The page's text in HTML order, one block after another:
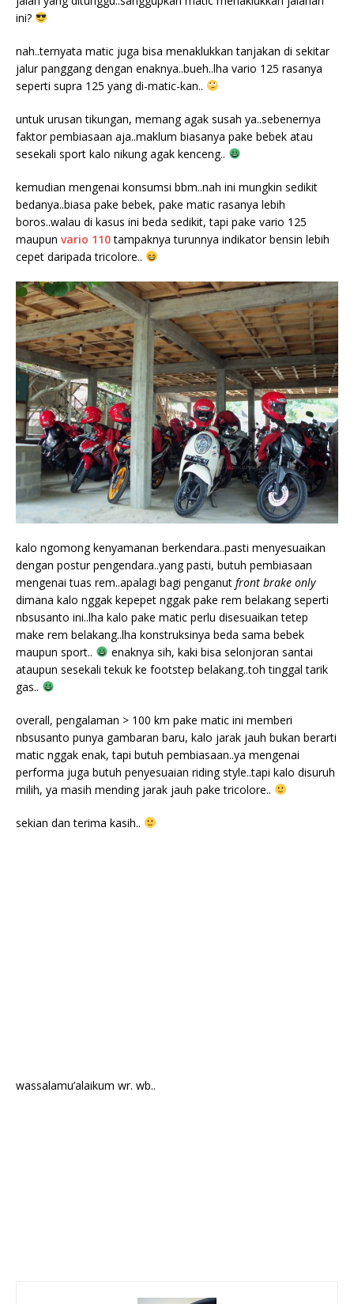
ini?
nah..ternyata matic juga bisa menaklukkan tanjakan di sekitar
jalur panggang dengan enaknya..bueh..lha vario 125 rasanya
seperti supra 125 yang di-matic-kan..
untuk urusan tikungan, memang agak susah ya..sebenernya
faktor pembiasaan aja..maklum biasanya pake bebek atau
sesekali sport kalo nikung agak kenceng..
kemudian mengenai konsumsi bbm..nah ini mungkin sedikit
bedanya..biasa pake bebek, pake matic rasanya lebih
boros..walau di kasus ini beda sedikit, tapi pake vario 125
maupun vario 110tampaknya turunnya indikator bensin lebih
cepet daripada tricolore..
kalo ngomong kenyamanan berkendara..pasti menyesuaikan
dengan postur pengendara..yang pasti, butuh pembiasaan
mengenai tuas rem..apalagi bagi penganut front brake only
dimana kalo nggak kepepet nggak pake rem belakang seperti
nbsusanto ini..lha kalo pake matic perlu disesuaikan tetep
make rem belakang..lha konstruksinya beda sama bebek
maupun sport..
enaknya sih, kaki bisa selonjoran santai
ataupun sesekali tekuk ke footstep belakang..toh tinggal tarik
gas..
overall, pengalaman > 100 km pake matic ini memberi
nbsusanto punya gambaran baru, kalo jarak jauh bukan berarti
matic nggak enak, tapi butuh pembiasaan..ya mengenai
performa juga butuh penyesuaian riding style..tapi kalo disuruh
milih, ya masih mending jarak jauh pake tricolore..
sekian dan terima kasih..
wassalamu’alaikum wr. wb..